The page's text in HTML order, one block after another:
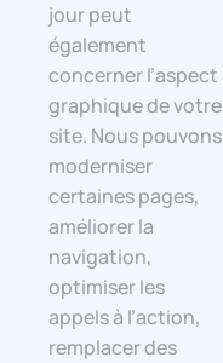
jour peut
également
concerner l’aspect
graphique de votre
site. Nous pouvons
moderniser
certaines pages,
améliorer la
navigation,
optimiser les
appels à l’action,
remplacer des